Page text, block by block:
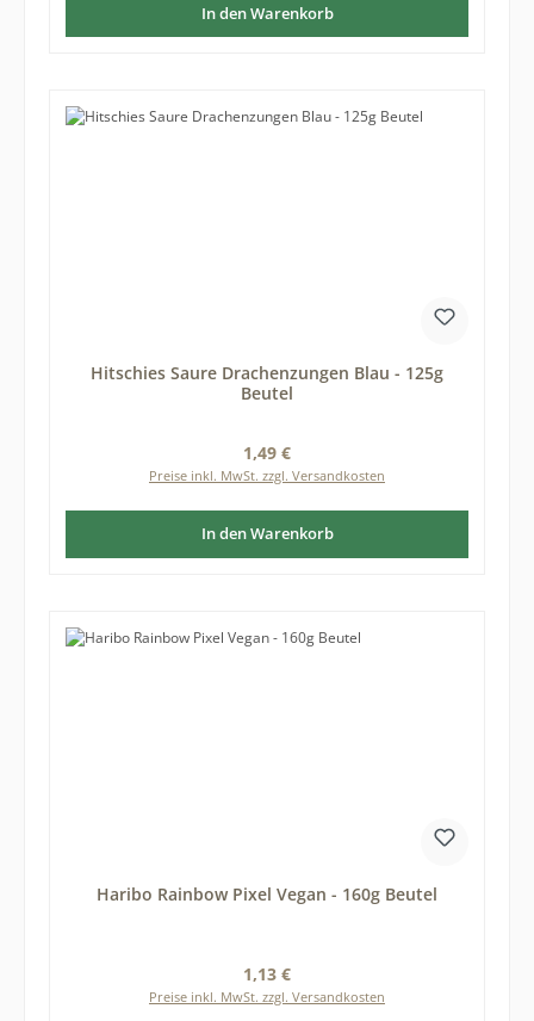
In den Warenkorb
Hitschies Saure Drachenzungen Blau - 125g
Beutel
Regulärer Preis:
1,49 €
Preise inkl. MwSt. zzgl. Versandkosten
In den Warenkorb
Haribo Rainbow Pixel Vegan - 160g Beutel
Regulärer Preis:
1,13 €
Preise inkl. MwSt. zzgl. Versandkosten